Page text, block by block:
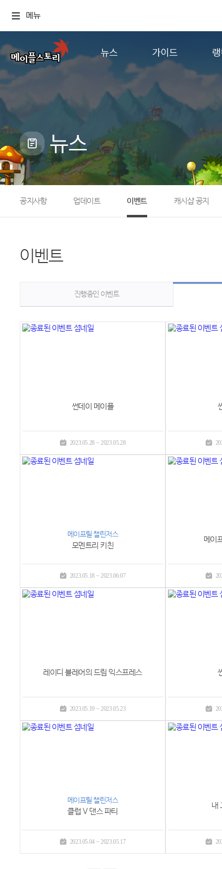
메뉴
뉴스
공지사항
업데이트
캐시샵 공지
메이플 알림판
with maple
가이드
게임정보
직업소개
확률형 아이템
NEXON NOW
뉴스
공지사항 업데이트 이벤트 캐시샵 공지
이벤트
진행중인 이벤트
썬데이 메이플
2023.05.28 ~ 2023.05.28
메이프릴 챌린저스
모멘트리 키친
2023.05.18 ~ 2023.06.07
메이
레이디 블레어의 드림 익스프레스
2023.05.19 ~ 2023.05.23
메이프릴 챌린저스
클럽 V 댄스 파티
2023.05.04 ~ 2023.05.17
내